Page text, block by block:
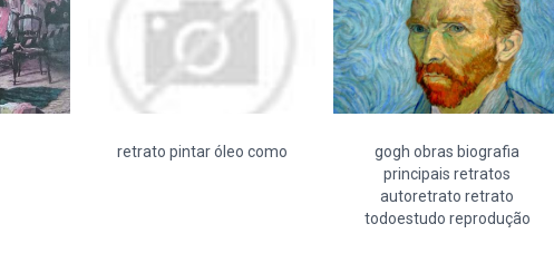
retrato pintar óleo como
gogh obras biografia
principais retratos
autoretrato retrato
todoestudo reprodução